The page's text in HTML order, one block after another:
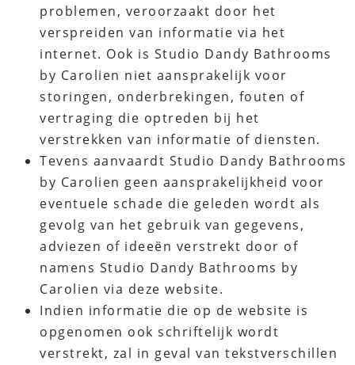
problemen, veroorzaakt door het
verspreiden van informatie via het
internet. Ook is Studio Dandy Bathrooms
by Carolien niet aansprakelijk voor
storingen, onderbrekingen, fouten of
vertraging die optreden bij het
verstrekken van informatie of diensten.
Tevens aanvaardt Studio Dandy Bathrooms
by Carolien geen aansprakelijkheid voor
eventuele schade die geleden wordt als
gevolg van het gebruik van gegevens,
adviezen of ideeën verstrekt door of
namens Studio Dandy Bathrooms by
Carolien via deze website.
Indien informatie die op de website is
opgenomen ook schriftelijk wordt
verstrekt, zal in geval van tekstverschillen